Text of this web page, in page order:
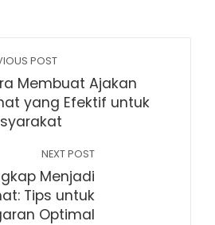
POST
Membuat Ajakan
yang Efektif untuk
NEXT POST
Menjadi
Tips untuk
Optimal